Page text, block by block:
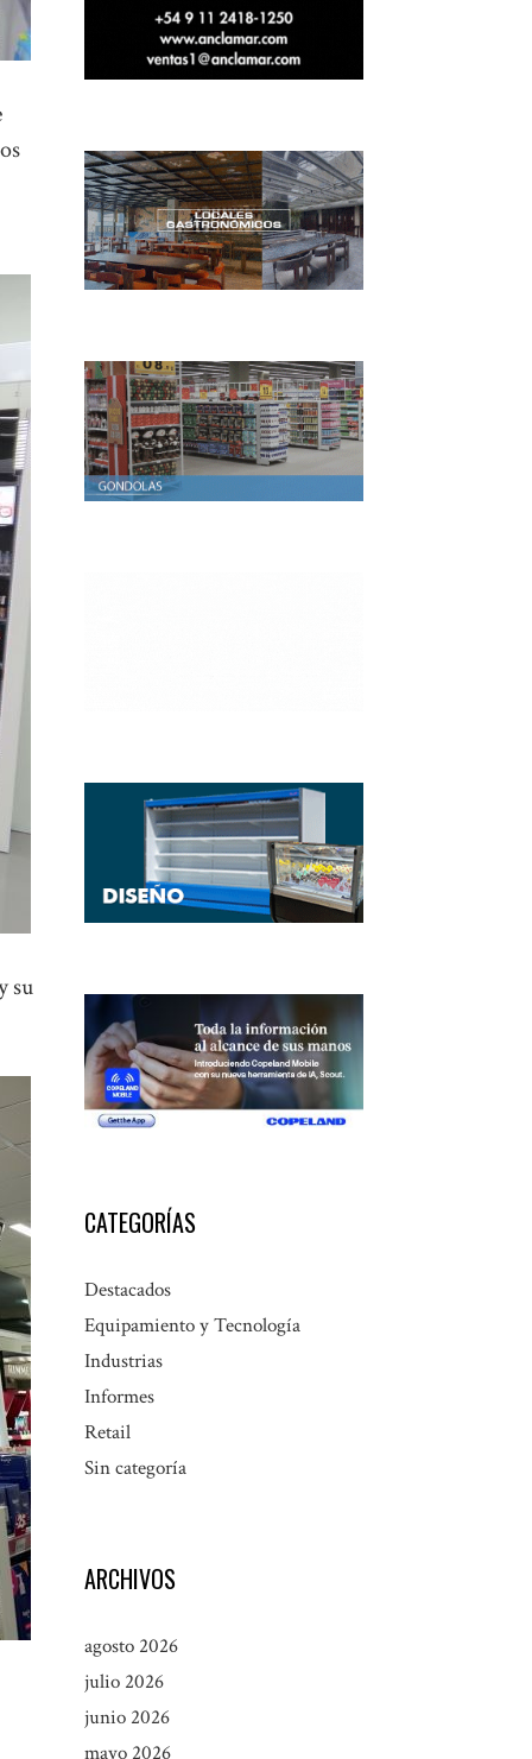
su
CATEGORÍAS
Destacados
Equipamiento y Tecnología
Industrias
Informes
Retail
Sin categoría
ARCHIVOS
agosto 2026
julio 2026
junio 2026
mayo 2026